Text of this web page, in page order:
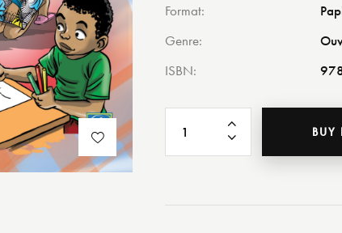
Format
Genre
ISBN
BUY